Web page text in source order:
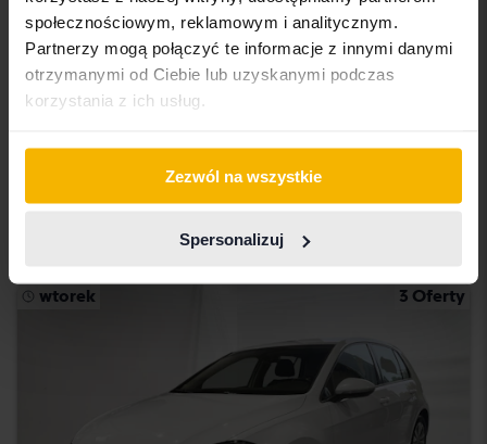
społecznościowym, reklamowym i analitycznym.
Partnerzy mogą połączyć te informacje z innymi danymi
otrzymanymi od Ciebie lub uzyskanymi podczas
korzystania z ich usług.
Zezwól na wszystkie
Spersonalizuj
Testowane
Volkswagen T-Cross
1.0 TSI
Åkersberga (Runö)
187 900 SEK
wtorek 3 Oferty